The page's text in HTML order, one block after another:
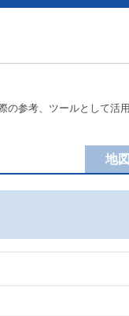
参考、ツールとして活
地